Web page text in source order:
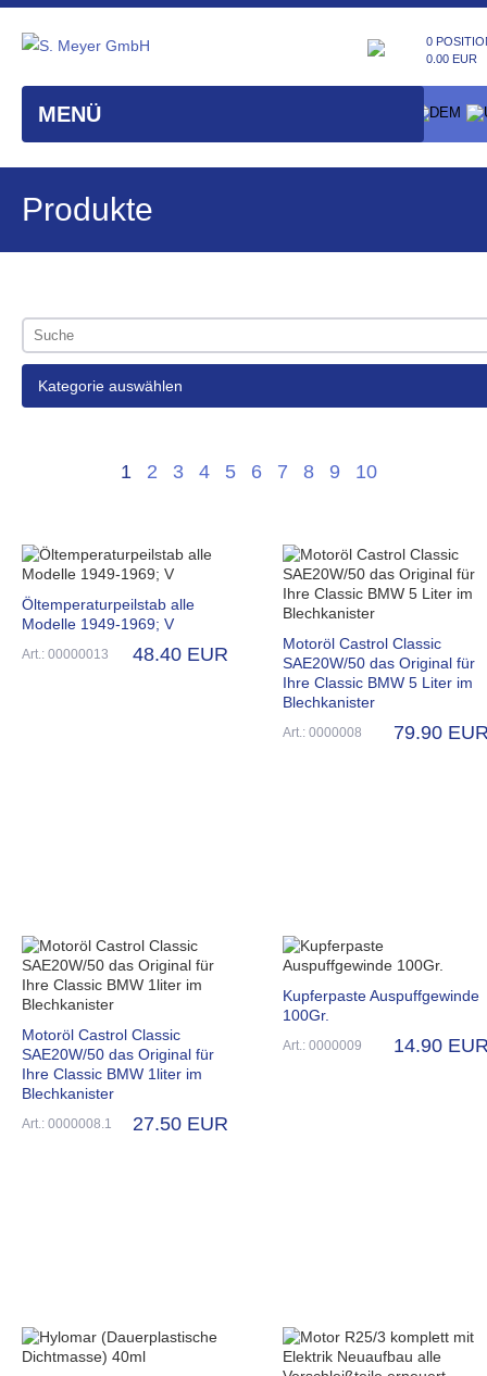
MENÜ
0
0.00 EUR
Produkte
Kategorie auswählen
1 2 3 4 5 6 7 8 9 10
Öltemperaturpeilstab alle
Modelle 1949-1969; V
Art.: 00000013 48.40 EUR
Motoröl Castrol Classic
SAE20W/50 das Original für
Ihre Classic BMW 5 Liter im
Blechkanister
Art.: 0000008 79.90
Motoröl Castrol Classic
SAE20W/50 das Original für
Ihre Classic BMW 1liter im
Blechkanister
Art.: 0000008.1 27.50 EUR
Kupferpaste Auspuffgewinde
100Gr.
Art.: 0000009 14.90